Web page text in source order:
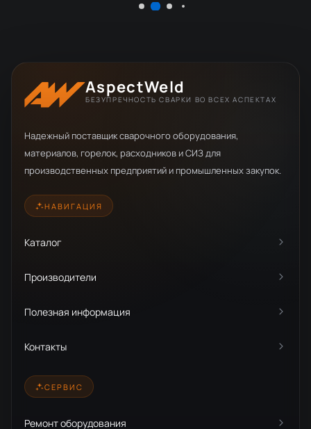
AspectWeld
БЕЗУПРЕЧНОСТЬ СВАРКИ ВО ВСЕХ АСПЕКТАХ
Надежный поставщик сварочного оборудования,
материалов, горелок, расходников и СИЗ для
производственных предприятий и промышленных закупок.
НАВИГАЦИЯ
Каталог
Производители
Полезная информация
Контакты
СЕРВИС
Ремонт оборудования